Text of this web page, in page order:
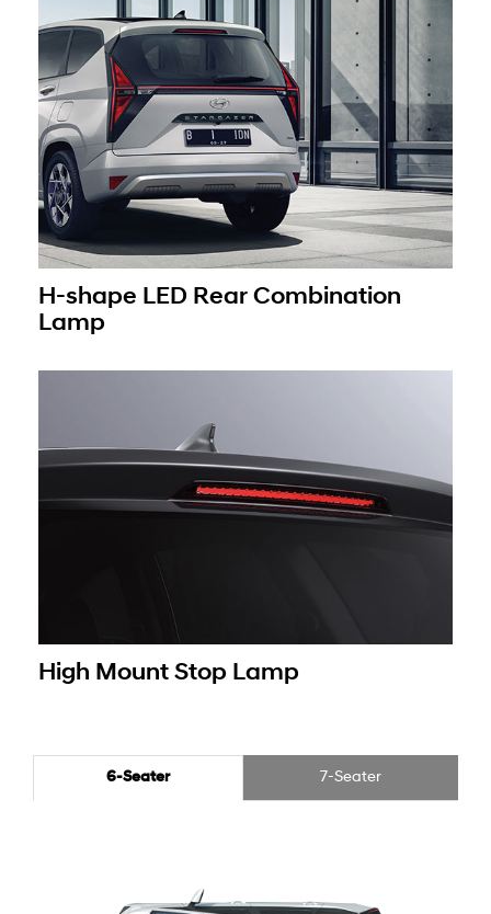
H-shape LED Rear Combination
Lamp
High Mount Stop Lamp
6-Seater 7-Seater